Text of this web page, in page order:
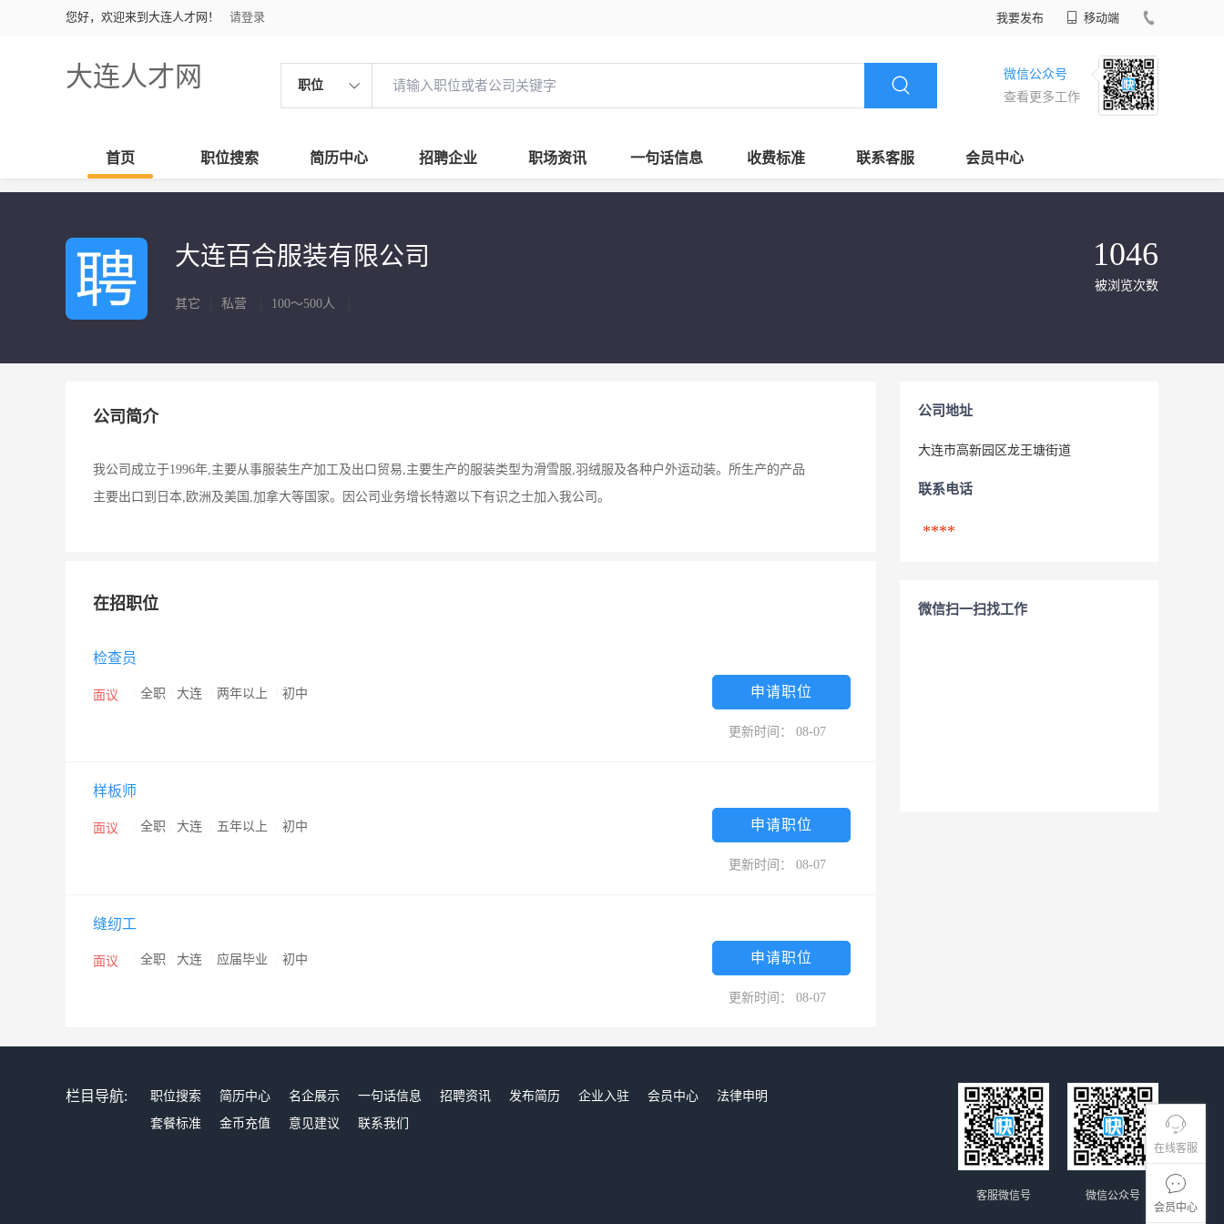
您好，欢迎来到大连人才网！ 请登录 我要发布 移动端
大连人才网 职位
微信公众号
查看更多工作
首页 职位搜索 简历中心 招聘企业 职场资讯 一句话信息 收费标准 联系客服 会员中心
在线客服
会员中心
大连百合服装有限公司
其它 私营 100～500人
1046
被浏览次数
公司简介
我公司成立于1996年,主要从事服装生产加工及出口贸易,主要生产的服装类型为滑雪服,羽绒服及各种户外运动装。所生产的产品
主要出口到日本,欧洲及美国,加拿大等国家。因公司业务增长特邀以下有识之士加入我公司。
在招职位
检查员
面议 全职 大连 两年以上 初中 申请职位
更新时间： 08-07
样板师
面议 全职 大连 五年以上 初中 申请职位
更新时间： 08-07
缝纫工
面议 全职 大连 应届毕业 初中 申请职位
更新时间： 08-07
公司地址
大连市高新园区龙王塘街道
联系电话
****
微信扫一扫找工作
栏目导航: 职位搜索 简历中心 名企展示 一句话信息 招聘资讯 发布简历 企业入驻 会员中心
法律申明
套餐标准
金币充值 意见建议 联系我们
微信公众号
客服微信号